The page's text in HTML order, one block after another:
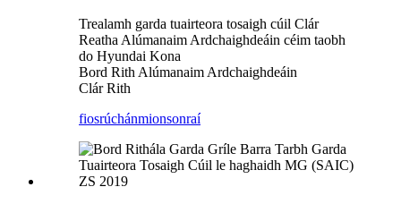
Trealamh garda tuairteora tosaigh cúil Clár
Reatha Alúmanaim Ardchaighdeáin céim taobh
do Hyundai Kona
Bord Rith Alúmanaim Ardchaighdeáin
Clár Rith
fiosrúchánmionsonraí